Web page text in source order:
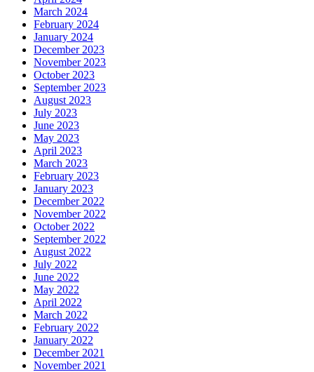
March 2024
February 2024
January 2024
December 2023
November 2023
October 2023
September 2023
August 2023
July 2023
June 2023
May 2023
April 2023
March 2023
February 2023
January 2023
December 2022
November 2022
October 2022
September 2022
August 2022
July 2022
June 2022
May 2022
April 2022
March 2022
February 2022
January 2022
December 2021
November 2021